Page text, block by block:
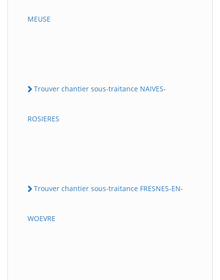
MEUSE
Trouver chantier sous-traitance NAIVES-
ROSIERES
Trouver chantier sous-traitance FRESNES-EN-
WOEVRE